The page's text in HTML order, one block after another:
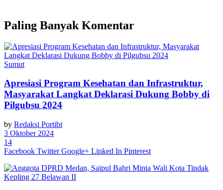
Paling Banyak Komentar
Sumut
Apresiasi Program Kesehatan dan Infrastruktur,
Masyarakat Langkat Deklarasi Dukung Bobby di
Pilgubsu 2024
by Redaksi Portibi
3 Oktober 2024
14
Facebook Twitter Google+ Linked In Pinterest